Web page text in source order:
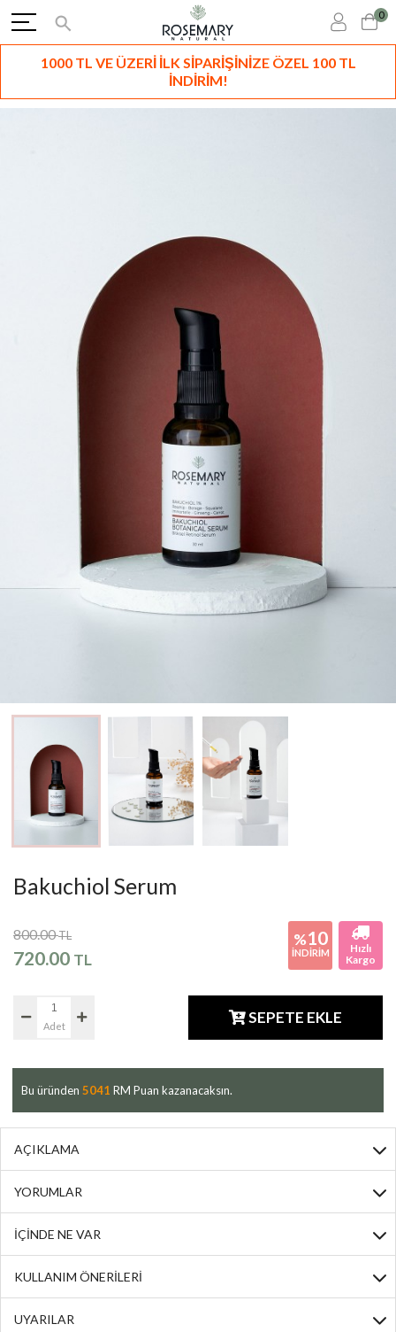
0
1000 TL VE ÜZERİ İLK SİPARİŞİNİZE ÖZEL 100 TL
İNDİRİM!
Bakuchiol Serum
800.00TL
720.00 TL
%10
İNDİRİM
Hızlı
Kargo
Adet SEPETE EKLE
Bu üründen 5041 RM Puan kazanacaksın.
AÇIKLAMA
YORUMLAR
İÇİNDE NE VAR
KULLANIM ÖNERİLERİ
UYARILAR